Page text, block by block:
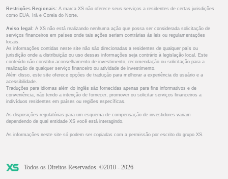
Restrições Regionais: A marca XS não oferece seus serviços a residentes de certas jurisdições
como EUA, Irã e Coreia do Norte.
Aviso legal: A XS não está realizando nenhuma ação que possa ser considerada solicitação de
serviços financeiros em países onde tais ações seriam contrárias às leis ou regulamentações
locais.
As informações contidas neste site não são direcionadas a residentes de qualquer país ou
jurisdição onde a distribuição ou uso dessas informações seja contrário à legislação local. Este
conteúdo não constitui aconselhamento de investimento, recomendação ou solicitação para a
realização de qualquer serviço financeiro ou atividade de investimento.
Além disso, este site oferece opções de tradução para melhorar a experiência do usuário e a
acessibilidade.
Traduções para idiomas além do inglês são fornecidas apenas para fins informativos e de
conveniência, não tendo a intenção de fornecer, promover ou solicitar serviços financeiros a
indivíduos residentes em países ou regiões específicas.
As disposições regulatórias para um esquema de compensação de investidores variam
dependendo de qual entidade XS você está interagindo.
As informações neste site só podem ser copiadas com a permissão por escrito do grupo XS.
Todos os Direitos Reservados. ©2010 - 2026